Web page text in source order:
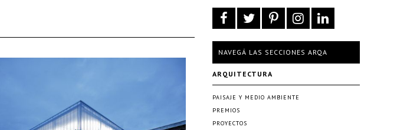
NAVEGÁ LAS SECCIONES ARQA
ARQUITECTURA
PAISAJE Y MEDIO AMBIENTE
PREMIOS
PROYECTOS